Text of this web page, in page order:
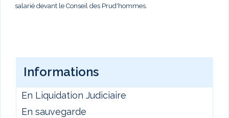
salarié devant le Conseil des Prud'hommes.
Informations
En Liquidation Judiciaire
En sauvegarde